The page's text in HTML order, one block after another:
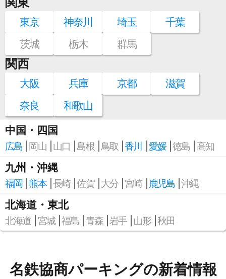
東京 神奈川 埼玉
千葉
茨城
栃木 群馬
関西
大阪 兵庫 京都
滋賀
奈良
和歌山
中国・四国
広島 岡山 山口 島根 鳥取 香川 愛媛 徳島 高知
九州・沖縄
福岡 熊本 長崎 佐賀 大分 宮崎 鹿児島 沖縄
北海道・東北
北海道 宮城 福島 青森 岩手 山形 秋田
名鉄協商パーキングの新着情報